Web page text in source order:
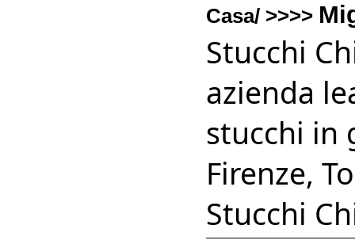
Casa/ >>>>
Stucchi
azienda
stucchi in
Firenze,
Stucchi